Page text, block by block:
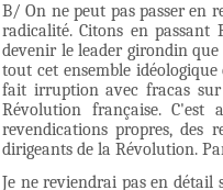
B/ On ne peut pas passer en
radicalité. Citons en
devenir le leader girondin
tout cet ensemble
fait irruption avec fracas sur
Révolution française. C'est
revendications propres, des
dirigeants de la Révolution.
Je ne reviendrai pas en